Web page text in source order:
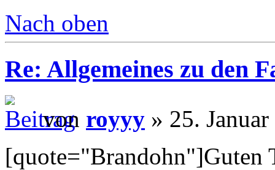
Nach oben
Re: Allgemeines zu den
von royyy » 25.
[quote="Brandohn"]Guten